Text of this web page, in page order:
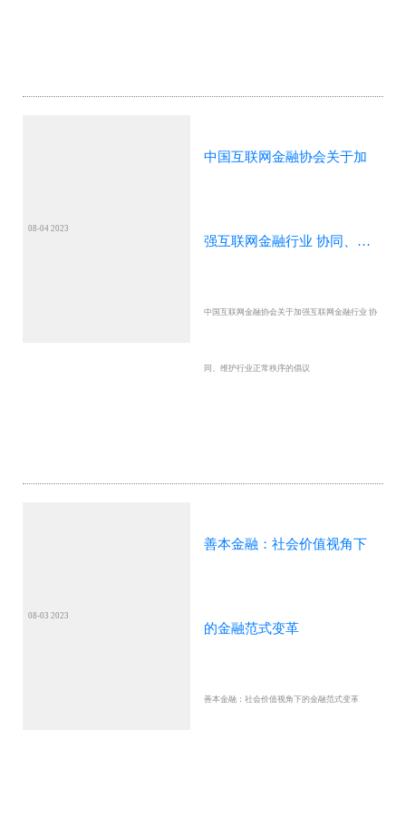
08-04 2023
中国互联网金融协会关于加
强互联网金融行业 协同、维
中国互联网金融协会关于加强互联网金融行业 协
同、维护行业正常秩序的倡议
08-03 2023
善本金融：社会价值视角下
的金融范式变革
善本金融：社会价值视角下的金融范式变革